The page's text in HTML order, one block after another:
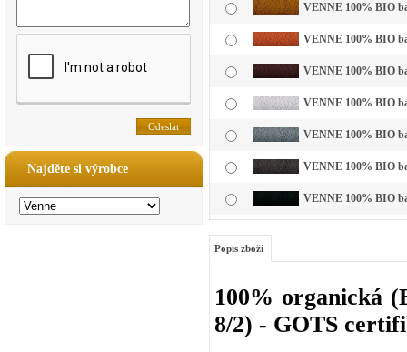
Najděte si výrobce
VENNE 100% BIO
VENNE 100% BIO
VENNE 100% BIO
VENNE 100% BIO
VENNE 100% BIO
VENNE 100% BIO
VENNE 100% BIO
Popis zboží
100% organická
8/2) - GOTS